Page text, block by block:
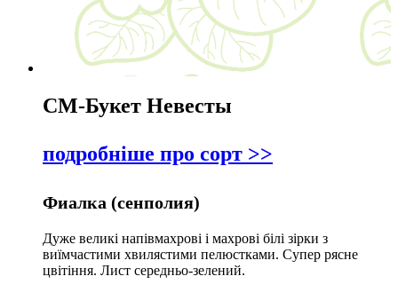
СМ-Букет Невесты
подробніше про сорт >>
Фиалка (сенполия)
Дуже великі напівмахрові і махрові білі зірки з
виїмчастими хвилястими пелюстками. Супер рясне
цвітіння. Лист середньо-зелений.